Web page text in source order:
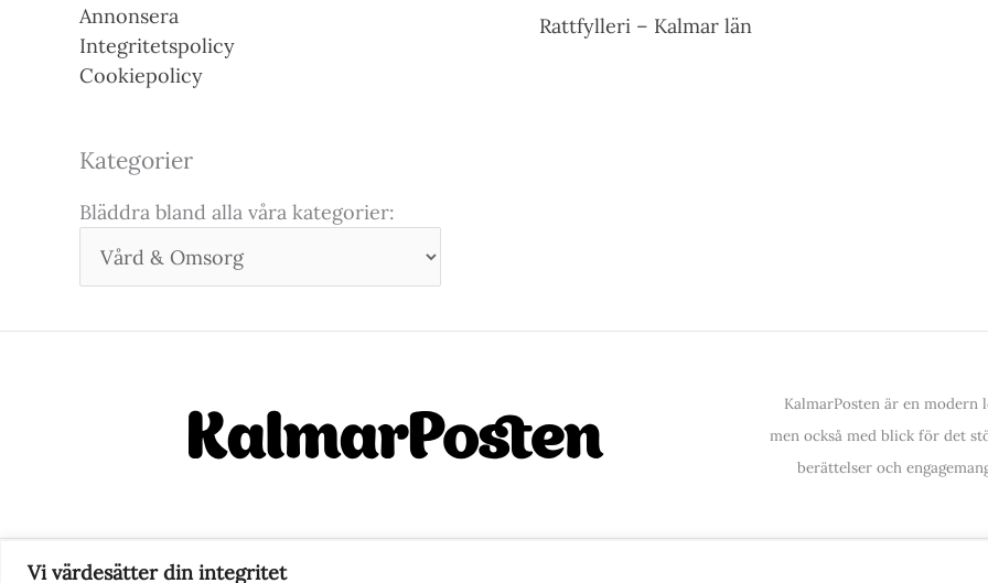
Vi värdesätter din integritet
Annonsera
Integritetspolicy
Cookiepolicy
Kategorier
Bläddra bland alla våra kategorier:
Rattfylleri – Kalmar län
KalmarPosten är en modern
men också med blick för det
berättelser och